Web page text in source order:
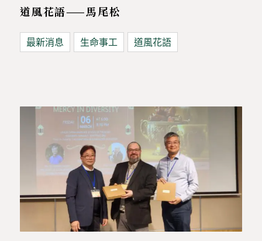
道風花語——馬尾松
最新消息 生命事工 道風花語